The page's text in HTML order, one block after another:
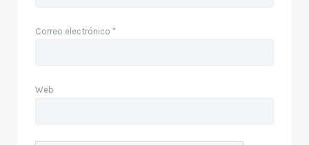
Correo electrónico *
Web